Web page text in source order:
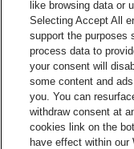
Ga
Ga
Lotto
like browsing data or
Selecting Accept All
support the purposes
process data to
your consent will
some content and
you. You can
withdraw consent at
cookies link on the
have effect within